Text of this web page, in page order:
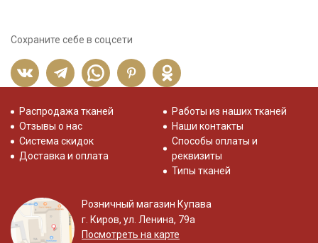
Сохраните себе в соцсети
Распродажа тканей
Отзывы о нас
Система скидок
Доставка и оплата
Работы из наших тканей
Наши контакты
Способы оплаты и
реквизиты
Типы тканей
Розничный магазин Купава
г. Киров, ул. Ленина, 79а
Посмотреть на карте